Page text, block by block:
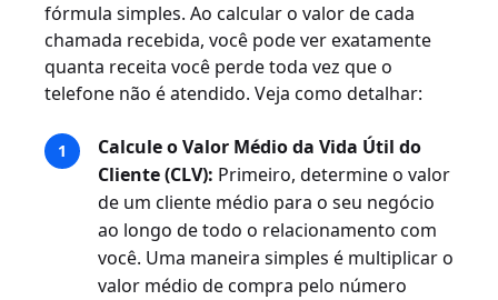
fórmula simples. Ao calcular o valor de cada
chamada recebida, você pode ver exatamente
quanta receita você perde toda vez que o
telefone não é atendido. Veja como detalhar:
Calcule o Valor Médio da Vida Útil do
Cliente (CLV): Primeiro, determine o valor
de um cliente médio para o seu negócio
ao longo de todo o relacionamento com
você. Uma maneira simples é multiplicar o
valor médio de compra pelo número